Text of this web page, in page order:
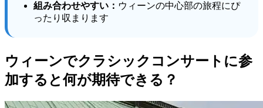
組み合わせやすい： ウィーンの中心部の旅程にぴ
ったり収まります
ウィーンでクラシックコンサートに参
加すると何が期待できる？